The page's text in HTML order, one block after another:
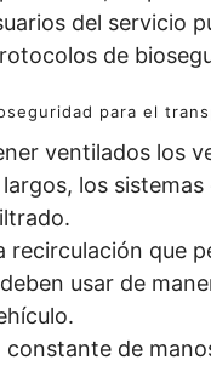
del servicio
de
para el
ventilados los
los
recirculación que
usar de
constante de